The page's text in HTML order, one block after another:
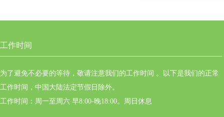
工作时间
为了避免不必要的等待，敬请注意我们的工作时间 。以下是我们的正常
工作时间，中国大陆法定节假日除外。
工作时间：周一至周六 早8:00-晚18:00。周日休息